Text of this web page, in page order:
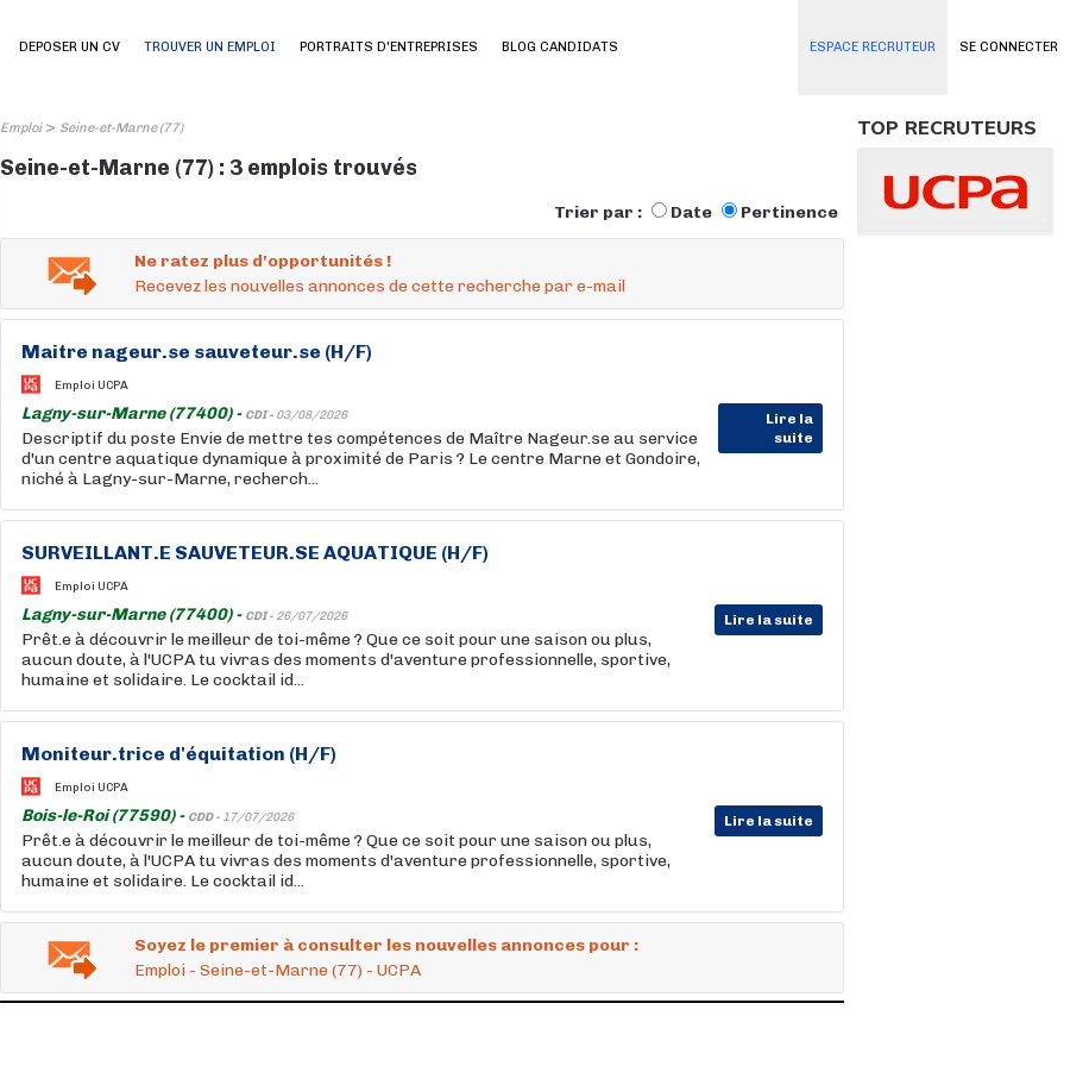
SE CONNECTER
DEPOSER UN CV TROUVER UN EMPLOI PORTRAITS D'ENTREPRISES BLOG CANDIDATS ESPACE RECRUTEUR
Emploi> Seine-et-Marne (77)
Seine-et-Marne (77) : 3 emplois trouvés
Trier par : Date Pertinence
Ne ratez plus d'opportunités !
Recevez les nouvelles annonces de cette recherche par e-mail
Maitre nageur.se sauveteur.se (H/F)
Emploi UCPA
Lagny-sur-Marne (77400) - CDI - 03/08/2026
Lire la
suite
Descriptif du poste Envie de mettre tes compétences de Maître Nageur.se au service
d'un centre aquatique dynamique à proximité de Paris ? Le centre Marne et Gondoire,
niché à Lagny-sur-Marne, recherch...
SURVEILLANT.E SAUVETEUR.SE AQUATIQUE (H/F)
Emploi UCPA
Lagny-sur-Marne (77400) - CDI - 26/07/2026 Lire la suite
Prêt.e à découvrir le meilleur de toi-même ? Que ce soit pour une saison ou plus,
aucun doute, à l'UCPA tu vivras des moments d'aventure professionnelle, sportive,
humaine et solidaire. Le cocktail id...
Moniteur.trice d'équitation (H/F)
Emploi UCPA
Bois-le-Roi (77590) - CDD - 17/07/2026 Lire la suite
Prêt.e à découvrir le meilleur de toi-même ? Que ce soit pour une saison ou plus,
aucun doute, à l'UCPA tu vivras des moments d'aventure professionnelle, sportive,
humaine et solidaire. Le cocktail id...
Soyez le premier à consulter les nouvelles annonces pour :
Emploi - Seine-et-Marne (77) - UCPA
TOP RECRUTEURS